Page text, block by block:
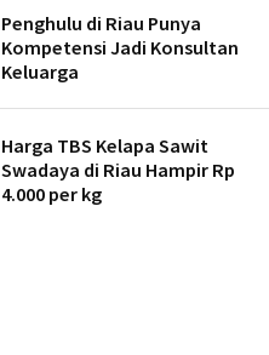
Penghulu di Riau Punya
Kompetensi Jadi Konsultan
Keluarga
Harga TBS Kelapa Sawit
Swadaya di Riau Hampir Rp
4.000 per kg